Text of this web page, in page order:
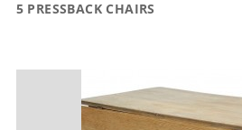
5 PRESSBACK CHAIRS